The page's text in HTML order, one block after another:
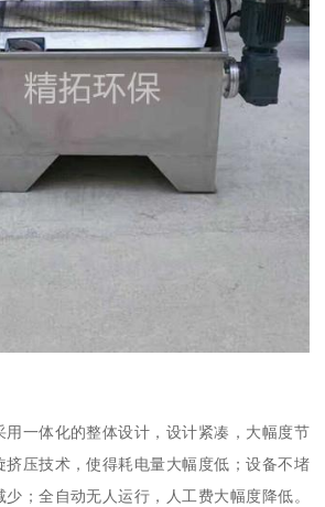
用一体化的整体设计，设计紧凑，大幅度节
挤压技术，使得耗电量大幅度低；设备不堵
；全自动无人运行，人工费大幅度降低。